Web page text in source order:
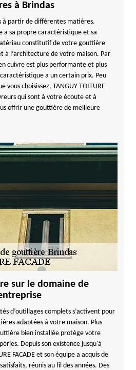
à Brindas
à partir de différentes matières.
a sa propre caractéristique et sa
constitutif de votre gouttière
à l’architecture de votre maison. Par
cuivre est plus performante et plus
a un certain prix. Peu
vous choisissez, TANGUY TOITURE
qui sont à votre écoute et à
offrir une gouttière de meilleure
sur le domaine de
d’outillages complets s’activent pour
adaptées à votre maison. Plus
bien installée protège votre
Depuis son existence jusqu'à
FACADE et son équipe a acquis de
réunis au fil des années. Des